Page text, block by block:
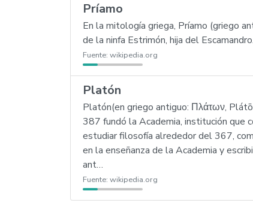
Príamo
En la mitología griega, Príamo (griego
de la ninfa Estrimón, hija del Escamandro.
Fuente: wikipedia.org
Platón
Platón(en griego antiguo: Πλάτων,
387 fundó la Academia, institución que
estudiar filosofía alrededor del 367,
en la enseñanza de la Academia y
ant…
Fuente: wikipedia.org